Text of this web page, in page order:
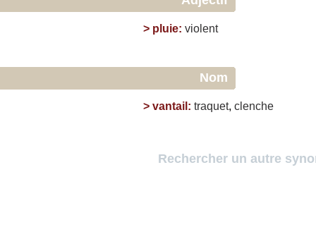
> pluie: violent
Nom
> vantail : traquet, clenche
Rechercher un autre